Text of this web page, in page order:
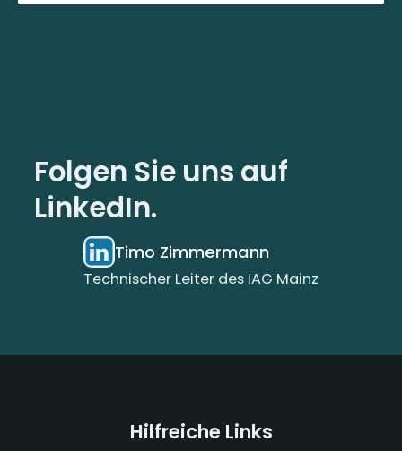
Folgen Sie uns auf
LinkedIn.
Timo Zimmermann
Technischer Leiter des IAG Mainz
Hilfreiche Links